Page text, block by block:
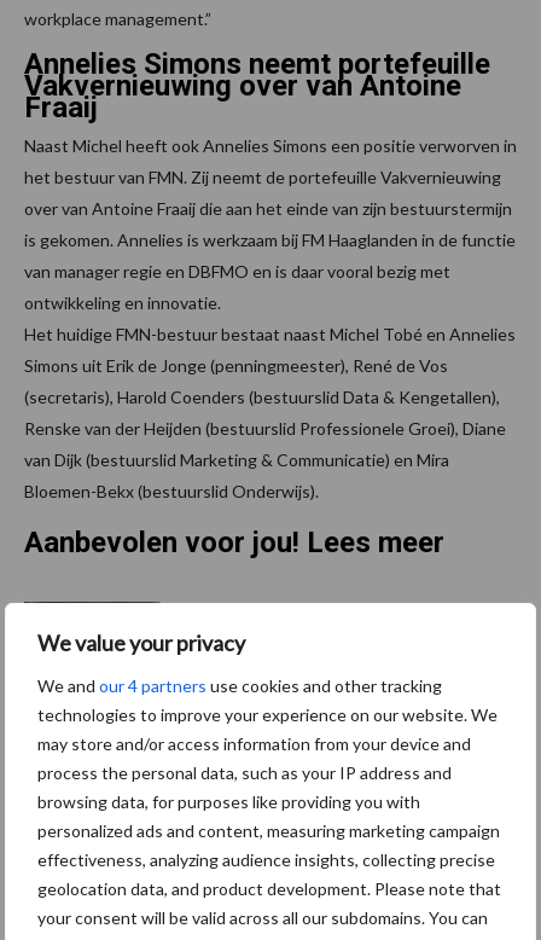
We value your privacy
We and our 4 partners use cookies and other tracking
technologies to improve your experience on our website. We
may store and/or access information from your device and
process the personal data, such as your IP address and
browsing data, for purposes like providing you with
personalized ads and content, measuring marketing campaign
effectiveness, analyzing audience insights, collecting precise
geolocation data, and product development. Please note that
your consent will be valid across all our subdomains. You can
workplace management.”
Annelies Simons neemt portefeuille
Vakvernieuwing over van Antoine
Fraaij
Naast Michel heeft ook Annelies Simons een positie verworven in
het bestuur van FMN. Zij neemt de portefeuille Vakvernieuwing
over van Antoine Fraaij die aan het einde van zijn bestuurstermijn
is gekomen. Annelies is werkzaam bij FM Haaglanden in de functie
van manager regie en DBFMO en is daar vooral bezig met
ontwikkeling en innovatie.
Het huidige FMN-bestuur bestaat naast Michel Tobé en Annelies
Simons uit Erik de Jonge (penningmeester), René de Vos
(secretaris), Harold Coenders (bestuurslid Data & Kengetallen),
Renske van der Heijden (bestuurslid Professionele Groei), Diane
van Dijk (bestuurslid Marketing & Communicatie) en Mira
Bloemen-Bekx (bestuurslid Onderwijs).
Aanbevolen voor jou! Lees meer
Beetle veegrobot: jouw
werkvloer
Van onze partner The Legal
Company
Bescherming van
persoonsgegevens: grip op
de risico’s